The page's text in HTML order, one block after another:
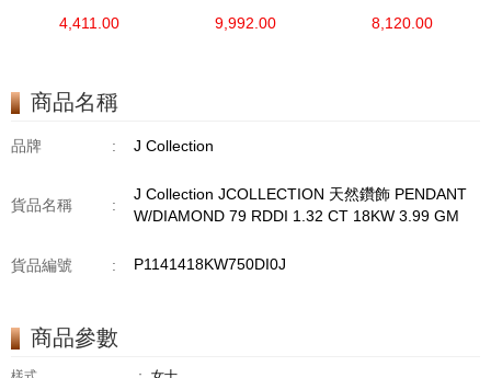
RDDI 0.48 CT18KR
4,411.00
RDDI 1.34 CT18KW
9,992.00
W/DIAMOND 7
8,120.00
商品名稱
品牌 : J Collection
貨品名稱 :
J Collection JCOLLECTION 天然鑽飾 PENDANT
W/DIAMOND 79 RDDI 1.32 CT 18KW 3.99 GM
貨品編號 : P1141418KW750DI0J
商品參數